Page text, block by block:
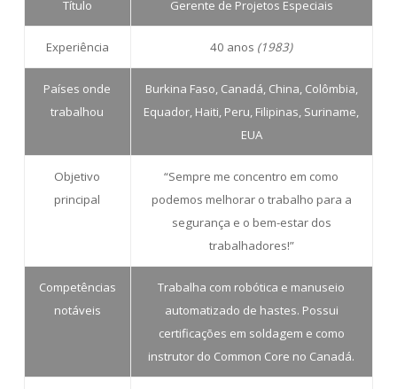
Título Gerente de Projetos Especiais
Experiência 40 anos (1983)
Países onde
trabalhou
Burkina Faso, Canadá, China, Colômbia,
Equador, Haiti, Peru, Filipinas, Suriname,
EUA
Objetivo
principal
“Sempre me concentro em como
podemos melhorar o trabalho para a
segurança e o bem-estar dos
trabalhadores!”
Competências
notáveis
Trabalha com robótica e manuseio
automatizado de hastes. Possui
certificações em soldagem e como
instrutor do Common Core no Canadá.